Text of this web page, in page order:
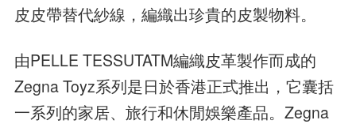
皮皮帶替代紗線，編織出珍貴的皮製物料。
由PELLE TESSUTATM編織皮革製作而成的
Zegna Toyz系列是日於香港正式推出，它囊括
一系列的家居、旅行和休閒娛樂產品。Zegna